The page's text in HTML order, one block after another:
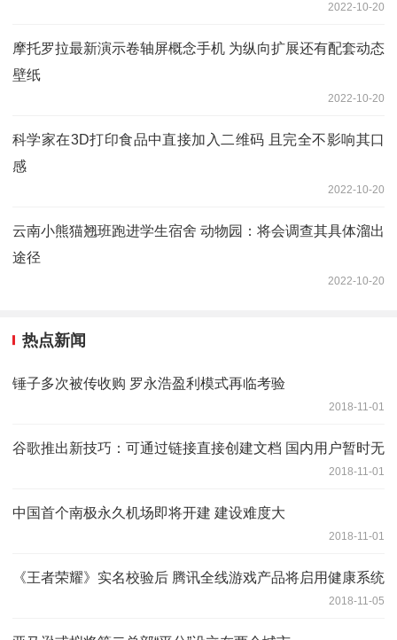
2022-10-20
摩托罗拉最新演示卷轴屏概念手机 为纵向扩展还有配套动态
壁纸
2022-10-20
科学家在3D打印食品中直接加入二维码 且完全不影响其口
感
2022-10-20
云南小熊猫翘班跑进学生宿舍 动物园：将会调查其具体溜出
途径
2022-10-20
热点新闻
锤子多次被传收购 罗永浩盈利模式再临考验
2018-11-01
谷歌推出新技巧：可通过链接直接创建文档 国内用户暂时无
2018-11-01
中国首个南极永久机场即将开建 建设难度大
2018-11-01
《王者荣耀》实名校验后 腾讯全线游戏产品将启用健康系统
2018-11-05